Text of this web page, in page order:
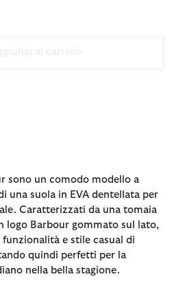
sono un comodo modello a
una suola in EVA dentellata per
Caratterizzati da una tomaia
logo Barbour gommato sul lato,
e stile casual di
quindi perfetti per la
nella bella stagione.